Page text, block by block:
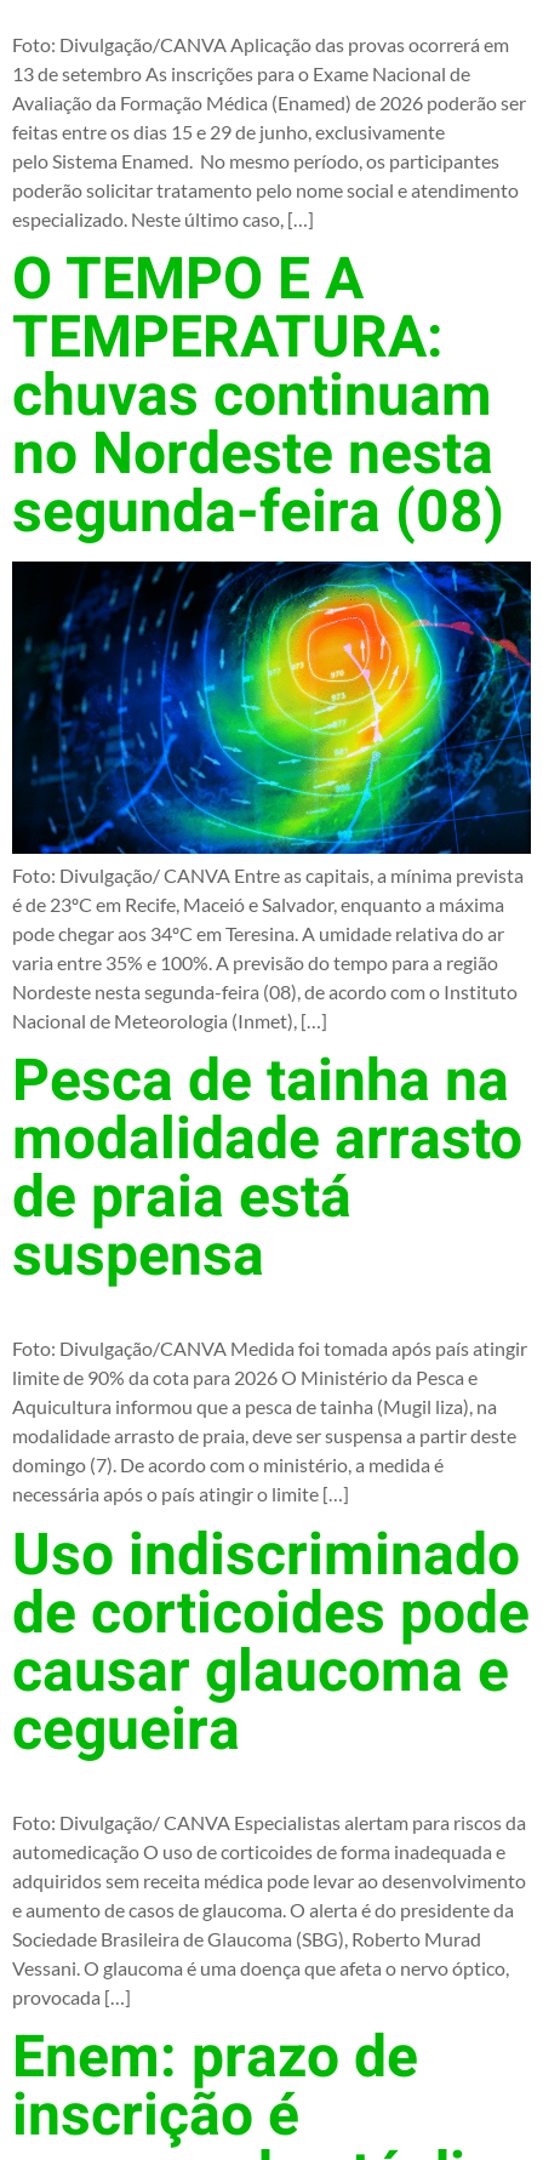
Foto: Divulgação/CANVA Aplicação das provas ocorrerá em
13 de setembro As inscrições para o Exame Nacional de
Avaliação da Formação Médica (Enamed) de 2026 poderão ser
feitas entre os dias 15 e 29 de junho, exclusivamente
pelo Sistema Enamed. No mesmo período, os participantes
poderão solicitar tratamento pelo nome social e atendimento
especializado. Neste último caso, […]
O TEMPO E A
TEMPERATURA:
chuvas continuam
no Nordeste nesta
segunda-feira (08)
Foto: Divulgação/ CANVA Entre as capitais, a mínima prevista
é de 23ºC em Recife, Maceió e Salvador, enquanto a máxima
pode chegar aos 34ºC em Teresina. A umidade relativa do ar
varia entre 35% e 100%. A previsão do tempo para a região
Nordeste nesta segunda-feira (08), de acordo com o Instituto
Nacional de Meteorologia (Inmet), […]
Pesca de tainha na
modalidade arrasto
de praia está
suspensa
Foto: Divulgação/CANVA Medida foi tomada após país atingir
limite de 90% da cota para 2026 O Ministério da Pesca e
Aquicultura informou que a pesca de tainha (Mugil liza), na
modalidade arrasto de praia, deve ser suspensa a partir deste
domingo (7). De acordo com o ministério, a medida é
necessária após o país atingir o limite […]
Uso indiscriminado
de corticoides pode
causar glaucoma e
cegueira
Foto: Divulgação/ CANVA Especialistas alertam para riscos da
automedicação O uso de corticoides de forma inadequada e
adquiridos sem receita médica pode levar ao desenvolvimento
e aumento de casos de glaucoma. O alerta é do presidente da
Sociedade Brasileira de Glaucoma (SBG), Roberto Murad
Vessani. O glaucoma é uma doença que afeta o nervo óptico,
provocada […]
Enem: prazo de
inscrição é